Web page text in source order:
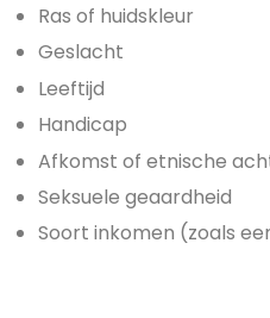
Ras of huidskleur
Geslacht
Leeftijd
Handicap
Afkomst of etnische
Seksuele geaardheid
Soort inkomen (zoals